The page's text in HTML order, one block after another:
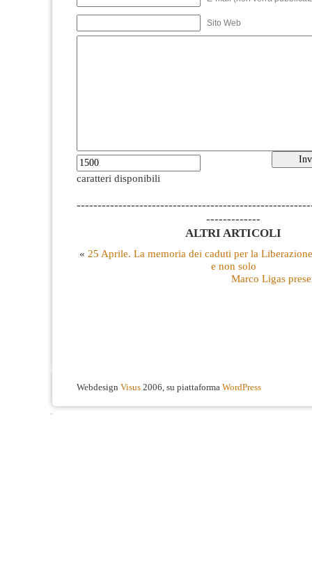
Sito Web
caratteri disponibili
-------------
ALTRI ARTICOLI
« 25 Aprile. La memoria dei caduti per la
e non solo
Marco Ligas
Webdesign Visus 2006, su piattaforma WordPress